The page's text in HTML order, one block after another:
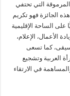
التي تحتفي
الجائزة فهو تكريم
على الساحة الإقليمية
الأعمال، الإعلام،
كما تسعى
العربية وتشجيع
في الارتقاء